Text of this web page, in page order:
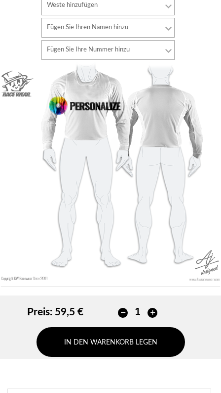
Weste hinzufügen
Fügen Sie Ihren Namen hinzu
Konturfarbe
Keine kontur
HINZUFÜGEN
Fügen Sie Ihre Nummer hinzu
Schriftfarbe
Konturfarbe
Keine kontur
HINZUFÜGEN
Preis: 59,5 €
IN DEN WARENKORB LEGEN